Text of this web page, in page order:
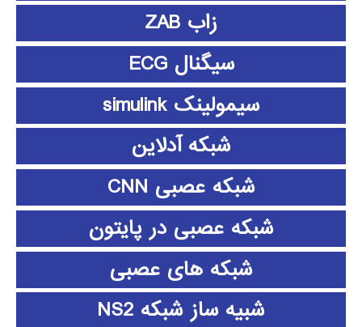
زاب ZAB
سیگنال ECG
سیمولینک simulink
شبکه آدلاین
شبکه عصبی CNN
شبکه عصبی در پایتون
شبکه های عصبی
شبیه ساز شبکه NS2